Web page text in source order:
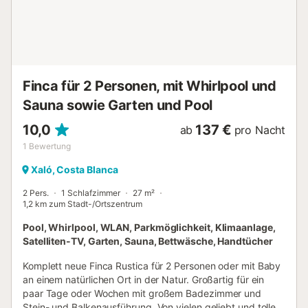
Auto zu e...
Finca für 2 Personen, mit Whirlpool und
Sauna sowie Garten und Pool
10,0
1 Bewertung
ab 137 € pro Nacht
Xaló, Costa Blanca
2 Pers. 1 Schlafzimmer
27 m²
1,2 km zum Stadt-/Ortszentrum
Pool, Whirlpool, WLAN, Parkmöglichkeit, Klimaanlage,
Satelliten-TV, Garten, Sauna, Bettwäsche, Handtücher
Komplett neue Finca Rustica für 2 Personen oder mit Baby
an einem natürlichen Ort in der Natur. Großartig für ein
paar Tage oder Wochen mit großem Badezimmer und